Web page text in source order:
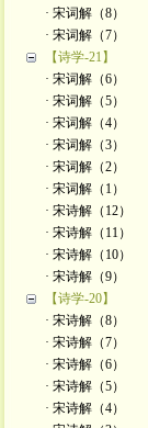
· 宋词解（8）
· 宋词解（7）
【诗学-21】
· 宋词解（6）
· 宋词解（5）
· 宋词解（4）
· 宋词解（3）
· 宋词解（2）
· 宋词解（1）
· 宋诗解（12）
· 宋诗解（11）
· 宋诗解（10）
· 宋诗解（9）
【诗学-20】
· 宋诗解（8）
· 宋诗解（7）
· 宋诗解（6）
· 宋诗解（5）
· 宋诗解（4）